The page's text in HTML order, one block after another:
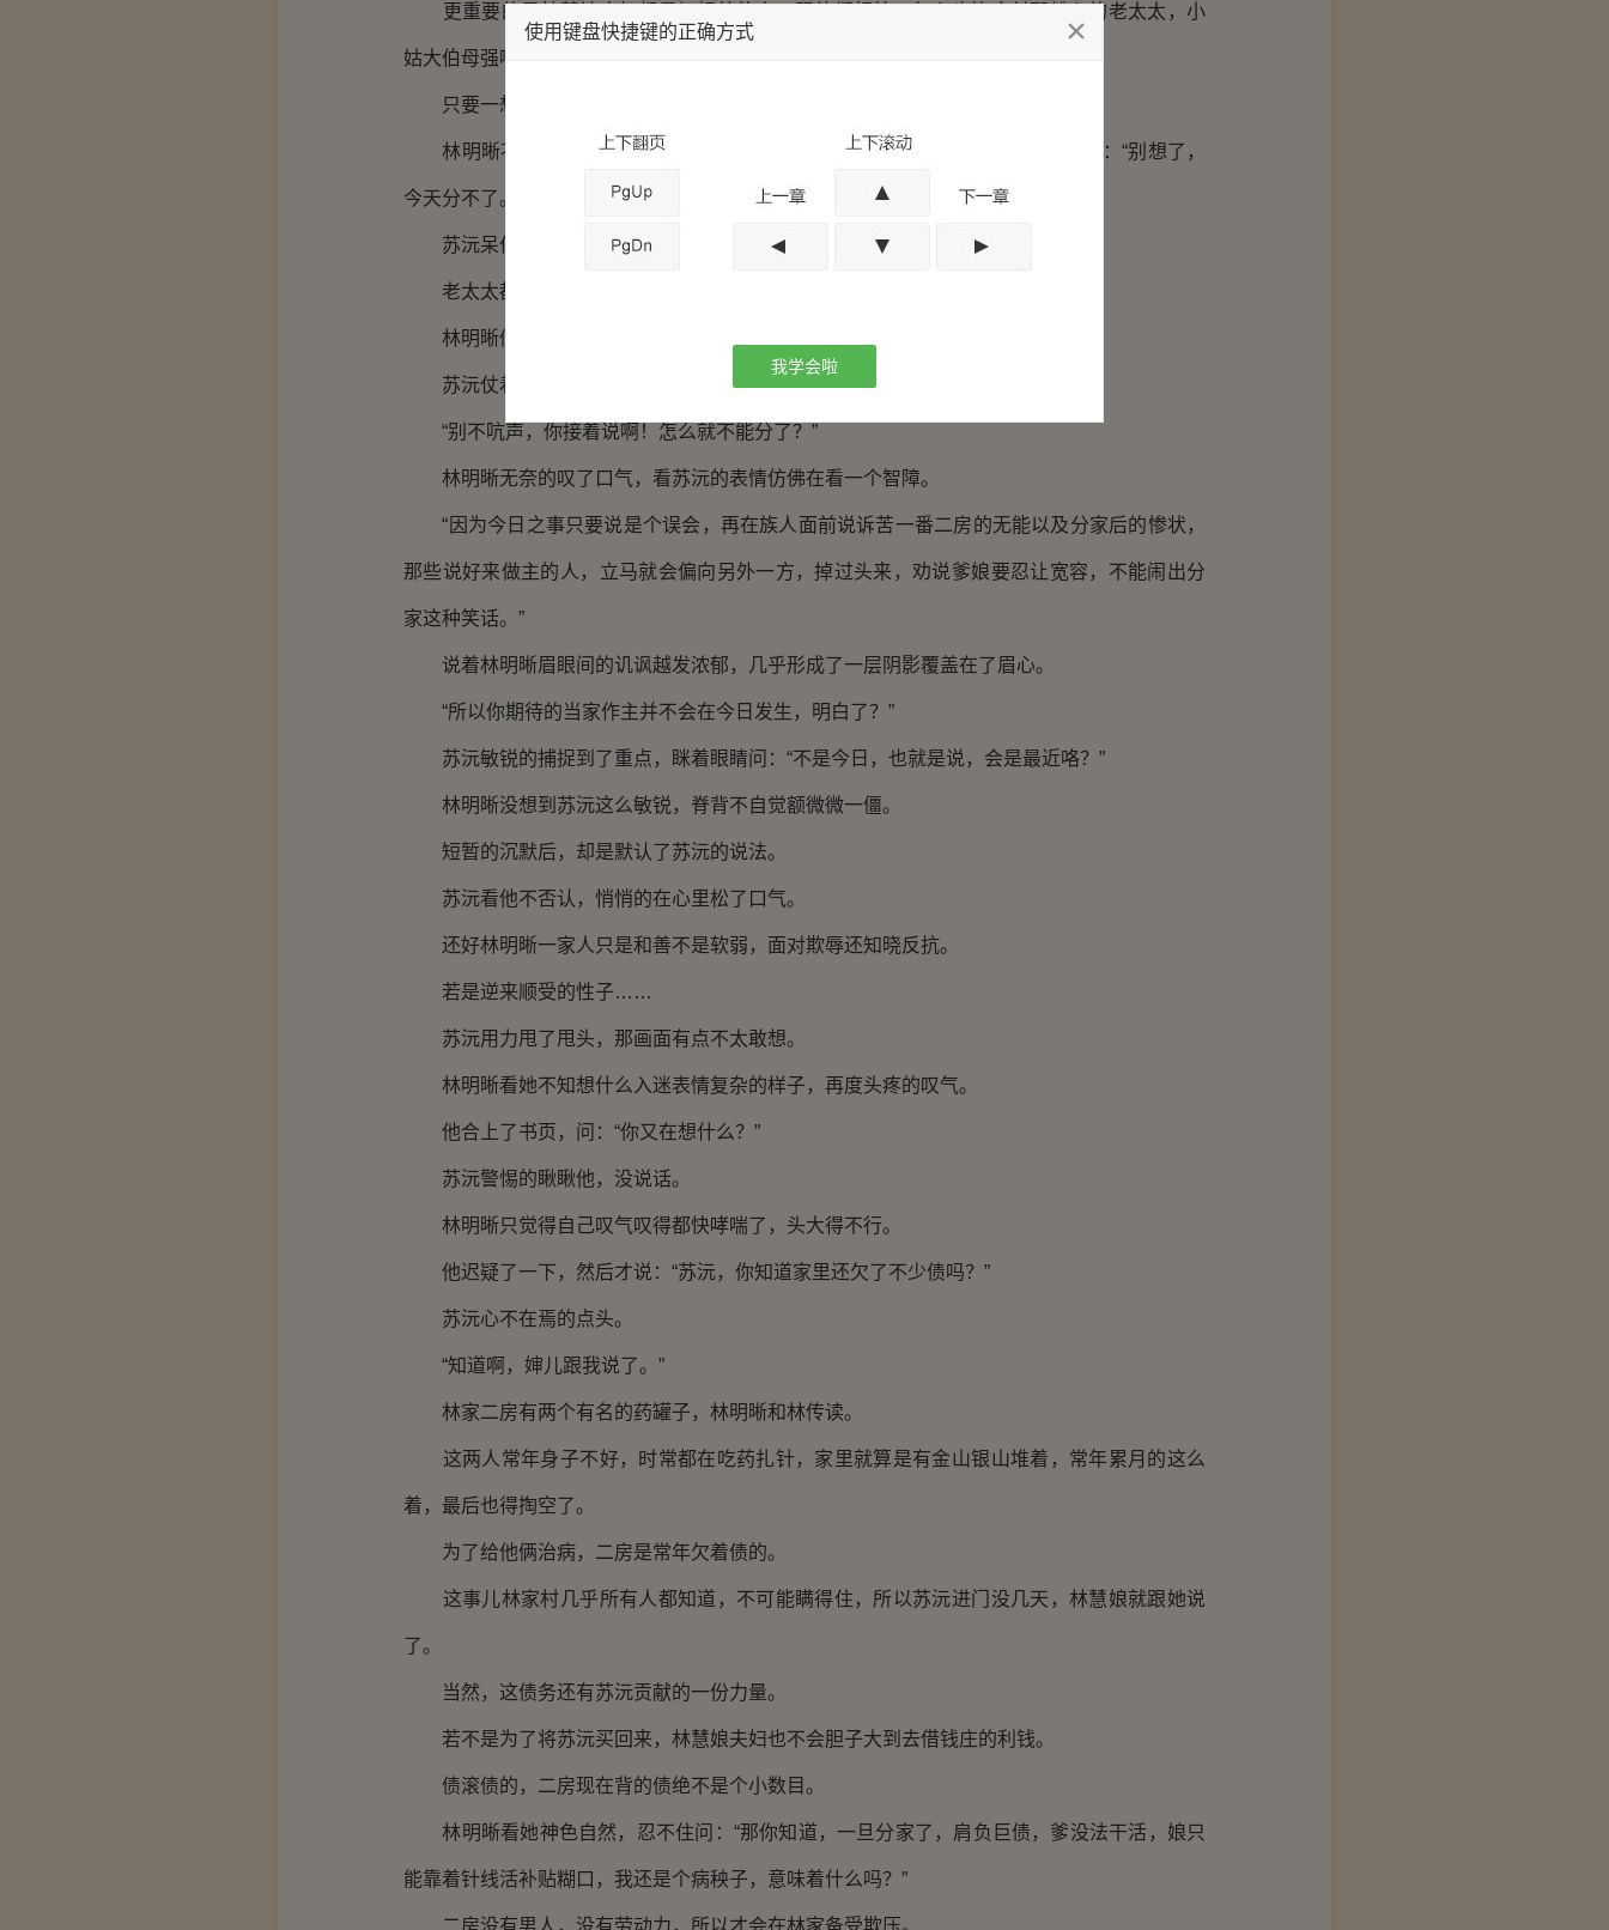
更重要的是林慧娘夫妇都是好相处的人，跟他们相处，怎么也比应付那糟心的老太太，小
姑大伯母强啊。
只要一想想没了那烦人的老太太，苏沅就不禁面露向往。
林明晰不知是嘲笑她天真还是怎样，指尖一动翻过了一页书纸，不紧不慢地说：“别想了，
今天分不了。”
苏沅呆住了，不解问：“为什么？”
老太太都这么过分了，还不分？
林明晰似乎不耐烦了，淡淡的瞥了苏沅一眼，像是在问苏沅的问题怎么这么多。
苏沅仗着自己脸皮厚当作没看出那眼神的嫌弃，主动伸手推了推林明晰的胳膊。
“别不吭声，你接着说啊！怎么就不能分了？”
林明晰无奈的叹了口气，看苏沅的表情仿佛在看一个智障。
“因为今日之事只要说是个误会，再在族人面前说诉苦一番二房的无能以及分家后的惨状，
那些说好来做主的人，立马就会偏向另外一方，掉过头来，劝说爹娘要忍让宽容，不能闹出分
家这种笑话。”
说着林明晰眉眼间的讥讽越发浓郁，几乎形成了一层阴影覆盖在了眉心。
“所以你期待的当家作主并不会在今日发生，明白了？”
苏沅敏锐的捕捉到了重点，眯着眼睛问：“不是今日，也就是说，会是最近咯？”
林明晰没想到苏沅这么敏锐，脊背不自觉额微微一僵。
短暂的沉默后，却是默认了苏沅的说法。
苏沅看他不否认，悄悄的在心里松了口气。
还好林明晰一家人只是和善不是软弱，面对欺辱还知晓反抗。
若是逆来顺受的性子……
苏沅用力甩了甩头，那画面有点不太敢想。
林明晰看她不知想什么入迷表情复杂的样子，再度头疼的叹气。
他合上了书页，问：“你又在想什么？”
苏沅警惕的瞅瞅他，没说话。
林明晰只觉得自己叹气叹得都快哮喘了，头大得不行。
他迟疑了一下，然后才说：“苏沅，你知道家里还欠了不少债吗？”
苏沅心不在焉的点头。
“知道啊，婶儿跟我说了。”
林家二房有两个有名的药罐子，林明晰和林传读。
这两人常年身子不好，时常都在吃药扎针，家里就算是有金山银山堆着，常年累月的这么
着，最后也得掏空了。
为了给他俩治病，二房是常年欠着债的。
这事儿林家村几乎所有人都知道，不可能瞒得住，所以苏沅进门没几天，林慧娘就跟她说
了。
当然，这债务还有苏沅贡献的一份力量。
若不是为了将苏沅买回来，林慧娘夫妇也不会胆子大到去借钱庄的利钱。
债滚债的，二房现在背的债绝不是个小数目。
林明晰看她神色自然，忍不住问：“那你知道，一旦分家了，肩负巨债，爹没法干活，娘只
能靠着针线活补贴糊口，我还是个病秧子，意味着什么吗？”
二房没有男人，没有劳动力，所以才会在林家备受欺压。
使用键盘快捷键的正确方式
我学会啦